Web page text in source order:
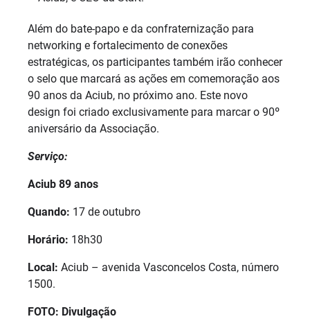
Além do bate-papo e da confraternização para
networking e fortalecimento de conexões
estratégicas, os participantes também irão conhecer
o selo que marcará as ações em comemoração aos
90 anos da Aciub, no próximo ano. Este novo
design foi criado exclusivamente para marcar o 90º
aniversário da Associação.
Serviço:
Aciub 89 anos
Quando: 17 de outubro
Horário: 18h30
Local: Aciub – avenida Vasconcelos Costa, número
1500.
FOTO: Divulgação